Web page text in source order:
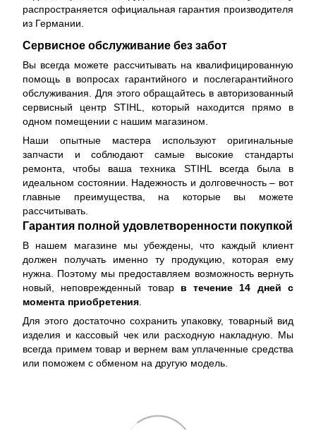
распространяется официальная гарантия производителя
из Германии.
Сервисное обслуживание без забот
Вы всегда можете рассчитывать на квалифицированную
помощь в вопросах гарантийного и послегарантийного
обслуживания. Для этого обращайтесь в авторизованный
сервисный центр STIHL, который находится прямо в
одном помещении с нашим магазином.
Наши опытные мастера используют оригинальные
запчасти и соблюдают самые высокие стандарты
ремонта, чтобы ваша техника STIHL всегда была в
идеальном состоянии. Надежность и долговечность – вот
главные преимущества, на которые вы можете
рассчитывать.
Гарантия полной удовлетворенности покупкой
В нашем магазине мы убеждены, что каждый клиент
должен получать именно ту продукцию, которая ему
нужна. Поэтому мы предоставляем возможность вернуть
новый, неповрежденный товар в течение 14 дней с
момента приобретения
Для этого достаточно сохранить упаковку, товарный вид
изделия и кассовый чек или расходную накладную. Мы
всегда примем товар и вернем вам уплаченные средства
или поможем с обменом на другую модель.